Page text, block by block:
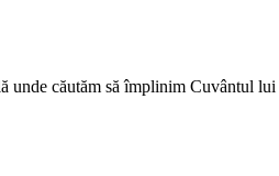
unde căutăm să împlinim Cuvântul